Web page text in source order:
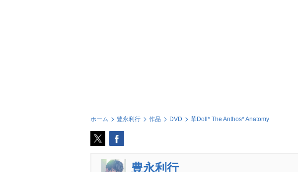
ホーム 豊永利行 作品 DVD 華Doll* The Anthos* Anatomy
豊永利行